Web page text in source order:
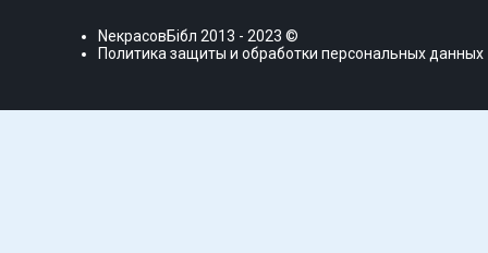
NекрасовБiбл 2013 - 2023 ©
Политика защиты и обработки персональных данных